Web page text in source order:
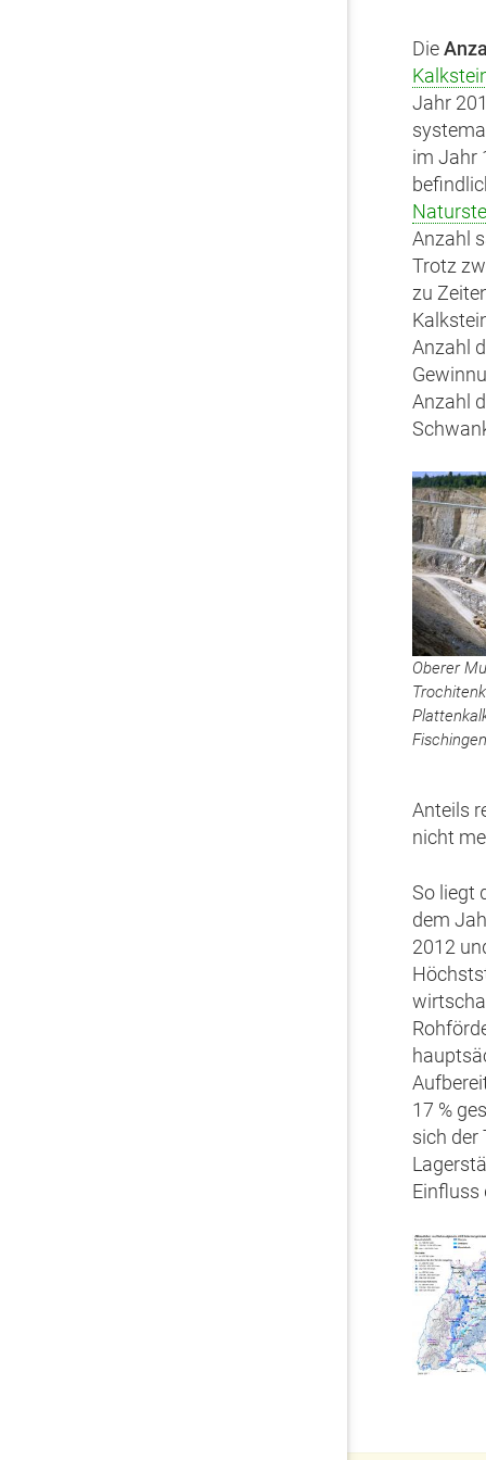
Die
Jahr
im Jahr
Anzahl
Trotz
zu
Anzahl
Anzahl
Oberer
Fischingen
Anteils
nicht
So liegt
dem
2012
17 %
sich der
Einfluss